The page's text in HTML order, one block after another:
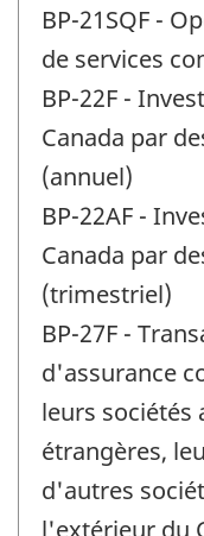
BP-21SQF -
de services
BP-22F -
Canada par
(annuel)
BP-22AF -
Canada par
(trimestriel)
BP-27F -
d'assurance
leurs sociétés
étrangères,
d'autres
l'extérieur du